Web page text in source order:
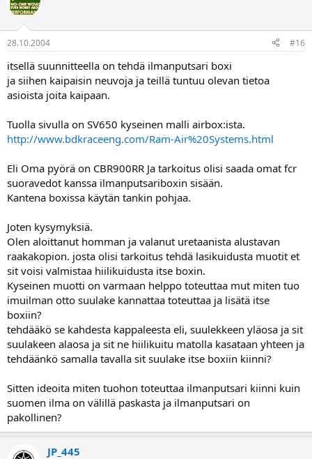
28.10.2004 #16
itsellä suunnitteella on tehdä ilmanputsari boxi
ja siihen kaipaisin neuvoja ja teillä tuntuu olevan tietoa
asioista joita kaipaan.
Tuolla sivulla on SV650 kyseinen malli airbox:ista.
http://www.bdkraceeng.com/Ram-Air%20Systems.html
Eli Oma pyörä on CBR900RR Ja tarkoitus olisi saada omat fcr
suoravedot kanssa ilmanputsariboxin sisään.
Kantena boxissa käytän tankin pohjaa.
Joten kysymyksiä.
Olen aloittanut homman ja valanut uretaanista alustavan
raakakopion. josta olisi tarkoitus tehdä lasikuidusta muotit et
sit voisi valmistaa hiilikuidusta itse boxin.
Kyseinen muotti on varmaan helppo toteuttaa mut miten tuo
imuilman otto suulake kannattaa toteuttaa ja lisätä itse
boxiin?
tehdääkö se kahdesta kappaleesta eli, suulekkeen yläosa ja sit
suulakeen alaosa ja sit ne hiilikuitu matolla kasataan yhteen ja
tehdäänkö samalla tavalla sit suulake itse boxiin kiinni?
Sitten ideoita miten tuohon toteuttaa ilmanputsari kiinni kuin
suomen ilma on välillä paskasta ja ilmanputsari on
pakollinen?
JP_445